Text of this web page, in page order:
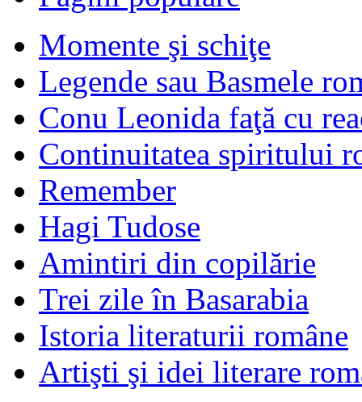
Momente şi schiţe
Legende sau Basmele
Conu Leonida faţă cu
Continuitatea spiritului
Remember
Hagi Tudose
Amintiri din copilărie
Trei zile în Basarabia
Istoria literaturii române
Artişti şi idei literare